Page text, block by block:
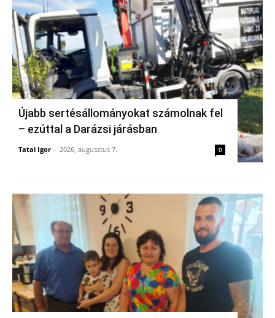
Újabb sertésállományokat számolnak fel
– ezúttal a Darázsi járásban
Tatai Igor - 2026, augusztus 7. 0